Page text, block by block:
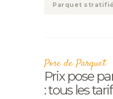
Parquet stratifié
Pose de Parquet
Prix pose
: tous les